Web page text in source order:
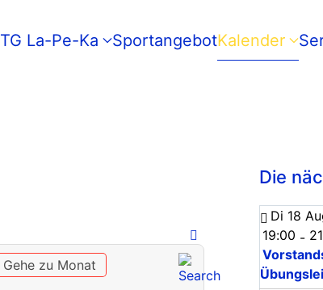
TG La-Pe-Ka SportangebotKalender
Gehe zu Monat
Die
Di 18
19:00 -